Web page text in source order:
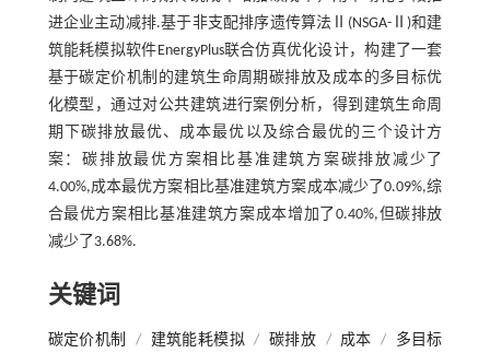
进企业主动减排.基于非支配排序遗传算法Ⅱ(NSGA-Ⅱ)和建
筑能耗模拟软件EnergyPlus联合仿真优化设计，构建了一套
基于碳定价机制的建筑生命周期碳排放及成本的多目标优
化模型，通过对公共建筑进行案例分析，得到建筑生命周
期下碳排放最优、成本最优以及综合最优的三个设计方
案：碳排放最优方案相比基准建筑方案碳排放减少了
4.00%,成本最优方案相比基准建筑方案成本减少了0.09%,综
合最优方案相比基准建筑方案成本增加了0.40%,但碳排放
减少了3.68%.
关键词
碳定价机制 / 建筑能耗模拟 / 碳排放 / 成本 /
多目标